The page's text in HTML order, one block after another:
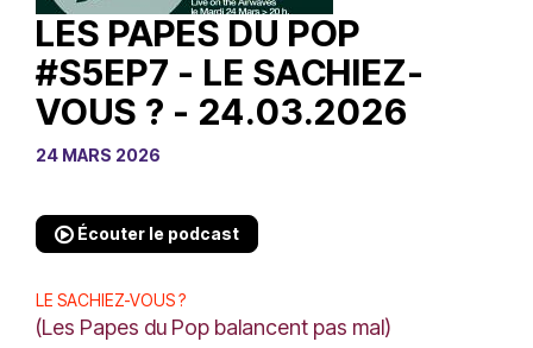
LES PAPES DU POP
#S5EP7 - LE SACHIEZ-
VOUS ? - 24.03.2026
24 MARS 2026
Écouter le podcast
LE SACHIEZ-VOUS ?
(Les Papes du Pop balancent pas mal)